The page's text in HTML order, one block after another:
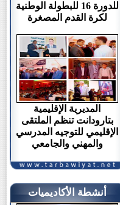
للدورة 16 للبطولة الوطنية
لكرة القدم المصغرة
المديرية الإقليمية
بتارودانت تنظم الملتقى
الإقليمي للتوجيه المدرسي
والمهني والجامعي
أنشطة الأكاديميات